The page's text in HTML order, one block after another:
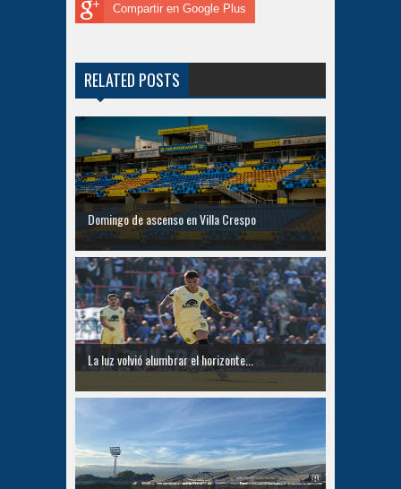
Compartir en Google Plus
RELATED POSTS
Domingo de ascenso en Villa Crespo
La luz volvió alumbrar el horizonte...